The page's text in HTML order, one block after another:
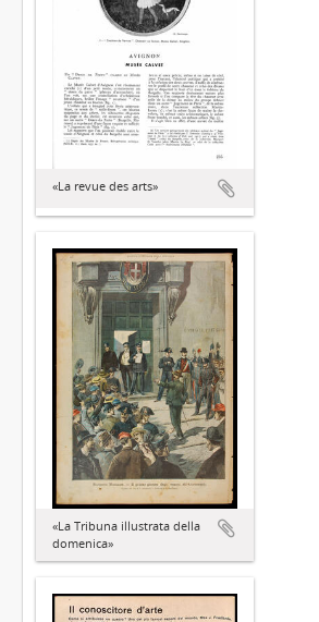
«La revue des arts»
«La Tribuna illustrata della
domenica»